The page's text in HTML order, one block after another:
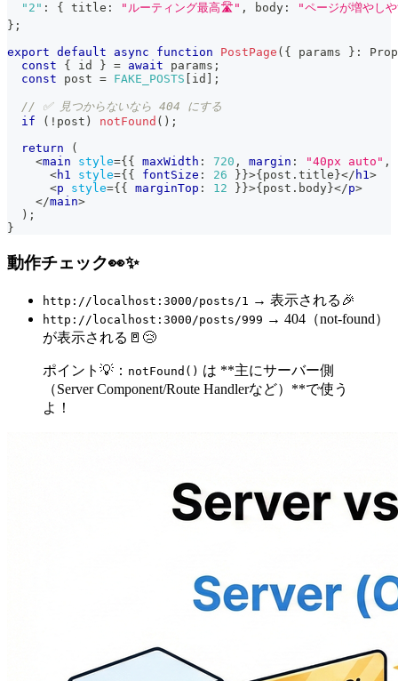
"2" : { title : "ルーティング最高🛣️" , body :
"ページが増やし
} ;
export default async function PostPage ( { params } :
const
{ id } = await params ;
const post = FAKE_POSTS id ;
// ✅ 見つからないなら 404 にする
if
( ! post ) notFound ( ) ;
return
(
<main style={ { maxWidth : 720 , margin : "40px auto" ,
<h1 style={ { fontSize : 26 } }>{ post . title }</ h1>
<p style={ { marginTop : 12 } }>{ post . body }</p>
</main>
) ;
}
動作チェック👀✨
http://localhost:3000/posts/1 → 表示される🎉
http://localhost:3000/posts/999 → 404（not-found）
が表示される🚪😢
ポイント💡： notFound() は **主にサーバー側
（Server Component/Route Handlerなど）**で使う
よ！